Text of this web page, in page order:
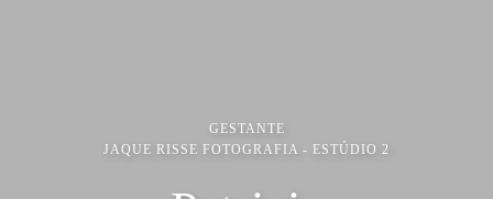
GESTANTE
JAQUE RISSE FOTOGRAFIA - ESTÚDIO 2